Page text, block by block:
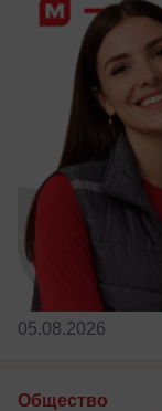
05.08.2026
Общество